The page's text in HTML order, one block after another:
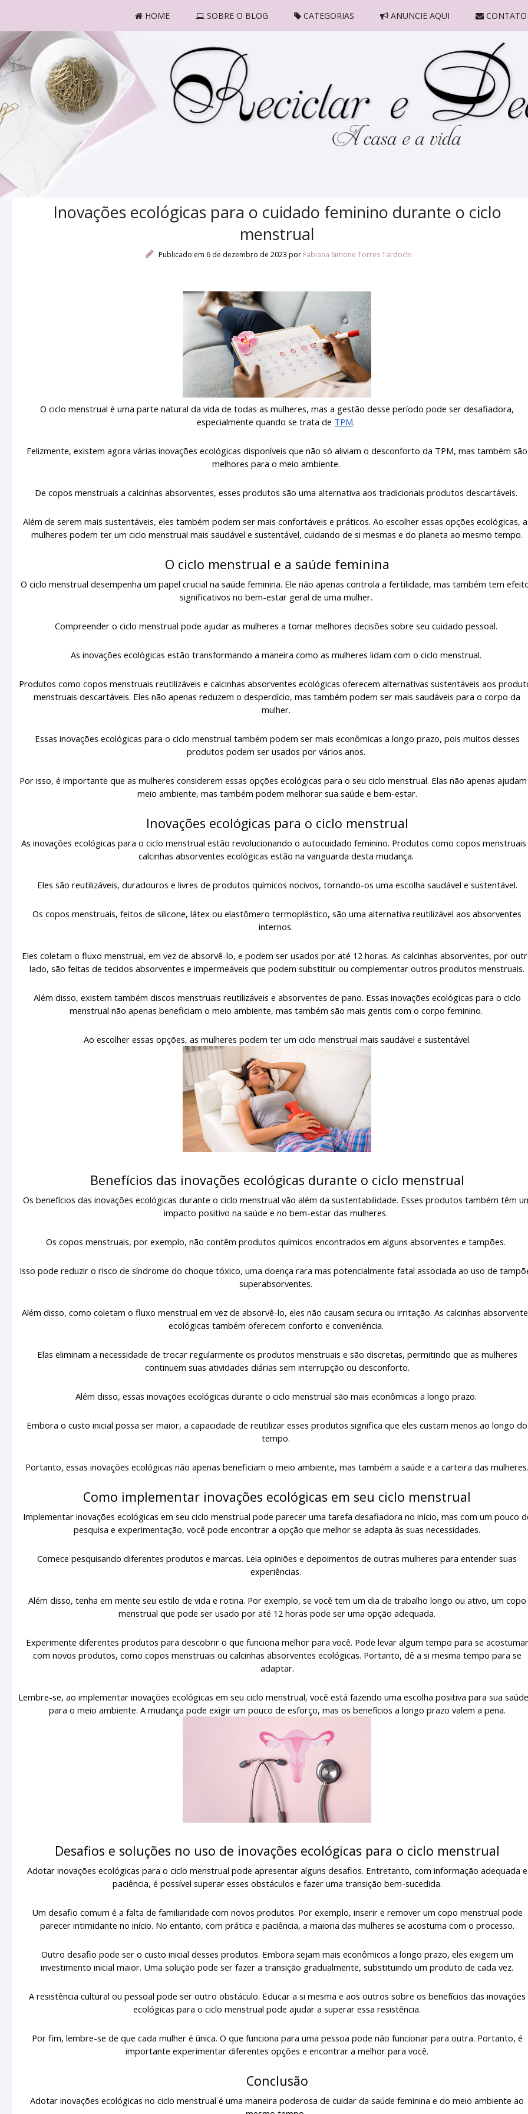
HOME SOBRE O BLOG CATEGORIAS ANUNCIE AQUI CONTATO
Inovações ecológicas para o cuidado feminino durante o ciclo
menstrual
Publicado em 6 de dezembro de 2023 por Fabiana Simone Torres Tardochi
O ciclo menstrual é uma parte natural da vida de todas as mulheres, mas a gestão desse período pode ser desafiadora,
especialmente quando se trata de TPM.
Felizmente, existem agora várias inovações ecológicas disponíveis que não só aliviam o desconforto da TPM, mas também são
melhores para o meio ambiente.
De copos menstruais a calcinhas absorventes, esses produtos são uma alternativa aos tradicionais produtos descartáveis.
Além de serem mais sustentáveis, eles também podem ser mais confortáveis e práticos. Ao escolher essas opções ecológicas,
mulheres podem ter um ciclo menstrual mais saudável e sustentável, cuidando de si mesmas e do planeta ao mesmo tempo.
O ciclo menstrual e a saúde feminina
O ciclo menstrual desempenha um papel crucial na saúde feminina. Ele não apenas controla a fertilidade, mas também tem
significativos no bem-estar geral de uma mulher.
Compreender o ciclo menstrual pode ajudar as mulheres a tomar melhores decisões sobre seu cuidado pessoal.
As inovações ecológicas estão transformando a maneira como as mulheres lidam com o ciclo menstrual.
Produtos como copos menstruais reutilizáveis e calcinhas absorventes ecológicas oferecem alternativas sustentáveis aos
menstruais descartáveis. Eles não apenas reduzem o desperdício, mas também podem ser mais saudáveis para o corpo da
mulher.
Essas inovações ecológicas para o ciclo menstrual também podem ser mais econômicas a longo prazo, pois muitos desses
produtos podem ser usados por vários anos.
Por isso, é importante que as mulheres considerem essas opções ecológicas para o seu ciclo menstrual. Elas não apenas
meio ambiente, mas também podem melhorar sua saúde e bem-estar.
Inovações ecológicas para o ciclo menstrual
As inovações ecológicas para o ciclo menstrual estão revolucionando o autocuidado feminino. Produtos como copos menstruais
calcinhas absorventes ecológicas estão na vanguarda desta mudança.
Eles são reutilizáveis, duradouros e livres de produtos químicos nocivos, tornando-os uma escolha saudável e sustentável.
Os copos menstruais, feitos de silicone, látex ou elastômero termoplástico, são uma alternativa reutilizável aos absorventes
internos.
Eles coletam o fluxo menstrual, em vez de absorvê-lo, e podem ser usados por até 12 horas. As calcinhas absorventes, por
lado, são feitas de tecidos absorventes e impermeáveis que podem substituir ou complementar outros produtos menstruais.
Além disso, existem também discos menstruais reutilizáveis e absorventes de pano. Essas inovações ecológicas para o ciclo
menstrual não apenas beneficiam o meio ambiente, mas também são mais gentis com o corpo feminino.
Ao escolher essas opções, as mulheres podem ter um ciclo menstrual mais saudável e sustentável.
Benefícios das inovações ecológicas durante o ciclo menstrual
Os benefícios das inovações ecológicas durante o ciclo menstrual vão além da sustentabilidade. Esses produtos também têm
impacto positivo na saúde e no bem-estar das mulheres.
Os copos menstruais, por exemplo, não contêm produtos químicos encontrados em alguns absorventes e tampões.
Isso pode reduzir o risco de síndrome do choque tóxico, uma doença rara mas potencialmente fatal associada ao uso de
superabsorventes.
Além disso, como coletam o fluxo menstrual em vez de absorvê-lo, eles não causam secura ou irritação. As calcinhas
ecológicas também oferecem conforto e conveniência.
Elas eliminam a necessidade de trocar regularmente os produtos menstruais e são discretas, permitindo que as mulheres
continuem suas atividades diárias sem interrupção ou desconforto.
Além disso, essas inovações ecológicas durante o ciclo menstrual são mais econômicas a longo prazo.
Embora o custo inicial possa ser maior, a capacidade de reutilizar esses produtos significa que eles custam menos ao longo do
tempo.
Portanto, essas inovações ecológicas não apenas beneficiam o meio ambiente, mas também a saúde e a carteira das
Como implementar inovações ecológicas em seu ciclo menstrual
Implementar inovações ecológicas em seu ciclo menstrual pode parecer uma tarefa desafiadora no início, mas com um pouco
pesquisa e experimentação, você pode encontrar a opção que melhor se adapta às suas necessidades.
Comece pesquisando diferentes produtos e marcas. Leia opiniões e depoimentos de outras mulheres para entender suas
experiências.
Além disso, tenha em mente seu estilo de vida e rotina. Por exemplo, se você tem um dia de trabalho longo ou ativo, um copo
menstrual que pode ser usado por até 12 horas pode ser uma opção adequada.
Experimente diferentes produtos para descobrir o que funciona melhor para você. Pode levar algum tempo para se acostumar
com novos produtos, como copos menstruais ou calcinhas absorventes ecológicas. Portanto, dê a si mesma tempo para se
adaptar.
Lembre-se, ao implementar inovações ecológicas em seu ciclo menstrual, você está fazendo uma escolha positiva para sua
para o meio ambiente. A mudança pode exigir um pouco de esforço, mas os benefícios a longo prazo valem a pena.
Desafios e soluções no uso de inovações ecológicas para o ciclo menstrual
Adotar inovações ecológicas para o ciclo menstrual pode apresentar alguns desafios. Entretanto, com informação adequada e
paciência, é possível superar esses obstáculos e fazer uma transição bem-sucedida.
Um desafio comum é a falta de familiaridade com novos produtos. Por exemplo, inserir e remover um copo menstrual pode
parecer intimidante no início. No entanto, com prática e paciência, a maioria das mulheres se acostuma com o processo.
Outro desafio pode ser o custo inicial desses produtos. Embora sejam mais econômicos a longo prazo, eles exigem um
investimento inicial maior. Uma solução pode ser fazer a transição gradualmente, substituindo um produto de cada vez.
A resistência cultural ou pessoal pode ser outro obstáculo. Educar a si mesma e aos outros sobre os benefícios das inovações
ecológicas para o ciclo menstrual pode ajudar a superar essa resistência.
Por fim, lembre-se de que cada mulher é única. O que funciona para uma pessoa pode não funcionar para outra. Portanto, é
importante experimentar diferentes opções e encontrar a melhor para você.
Conclusão
Adotar inovações ecológicas no ciclo menstrual é uma maneira poderosa de cuidar da saúde feminina e do meio ambiente ao